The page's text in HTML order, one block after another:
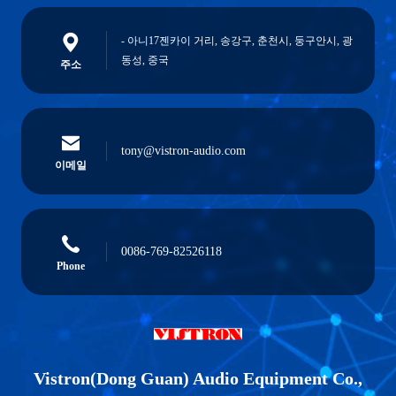
주소
- 아니17젠카이 거리, 송강구, 춘천시, 둥구안시, 광
동성, 중국
이메일
tony@vistron-audio.com
Phone
0086-769-82526118
Vistron(Dong Guan) Audio Equipment Co.,